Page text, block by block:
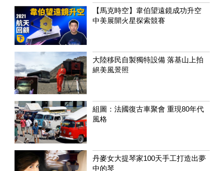
【馬克時空】韋伯望遠鏡成功升空
中美展開火星探索競賽
大陸移民自製獨特設備 落基山上拍
絕美風景照
組圖：法國復古車聚會 重現80年代
風格
丹麥女大提琴家100天手工打造出夢
中的琴